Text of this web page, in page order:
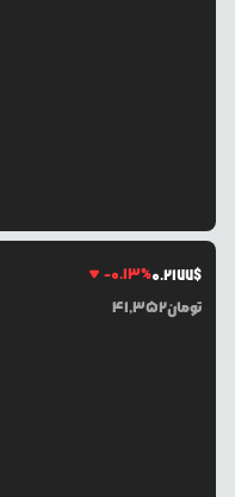
-0.13%0.2177$
41,352تومان